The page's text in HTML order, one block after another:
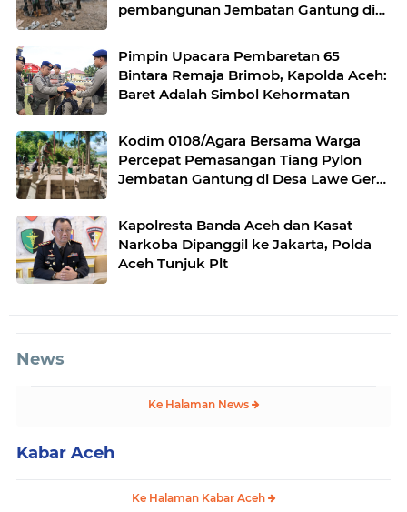
pembangunan Jembatan Gantung di
Pimpin Upacara Pembaretan 65
Bintara Remaja Brimob, Kapolda Aceh:
Baret Adalah Simbol Kehormatan
Kodim 0108/Agara Bersama Warga
Percepat Pemasangan Tiang Pylon
Jembatan Gantung di Desa Lawe Ger-
Kapolresta Banda Aceh dan Kasat
Narkoba Dipanggil ke Jakarta, Polda
Aceh Tunjuk Plt
News
Ke Halaman News
Kabar Aceh
Ke Halaman Kabar Aceh